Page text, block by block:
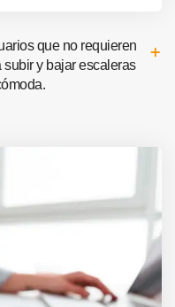
que no requieren
y bajar escaleras